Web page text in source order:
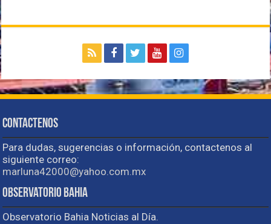
Contactenos
Para dudas, sugerencias o información, contactenos al
siguiente correo:
marluna42000@yahoo.com.mx
Observatorio Bahia
Observatorio Bahia Noticias al Día.